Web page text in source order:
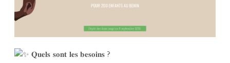
𝐐𝐮𝐞𝐥𝐬 𝐬𝐨𝐧𝐭 𝐥𝐞𝐬 𝐛𝐞𝐬𝐨𝐢𝐧𝐬 ?